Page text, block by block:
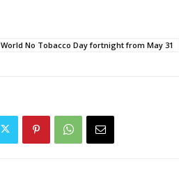
World No Tobacco Day fortnight from May 31